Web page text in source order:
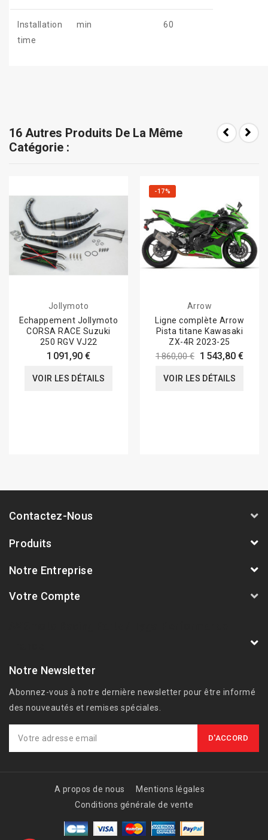
Installation
time
min 60
16 Autres Produits De La Même
Catégorie :
Jollymoto
Echappement Jollymoto
CORSA RACE Suzuki
250 RGV VJ22
1 091,90 €
VOIR LES DÉTAILS
-17%
Arrow
Ligne complète Arrow
Pista titane Kawasaki
ZX-4R 2023-25
1 860,00 € 1 543,80 €
VOIR LES DÉTAILS
Contactez-Nous
Produits
Notre Entreprise
Votre Compte
Notre Newsletter
Abonnez-vous à notre dernière newsletter pour être informé
des nouveautés et remises spéciales.
A propos de nous
Mentions légales
Conditions générale de vente